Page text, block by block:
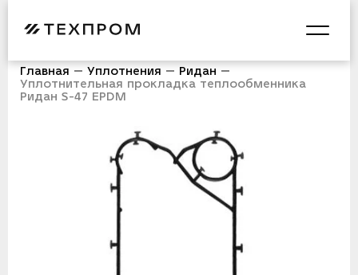
Главная Уплотнения
Ридан
Уплотнительная прокладка теплообменника
Ридан S-47 EPDM